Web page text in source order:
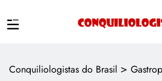
Conquiliologistas do Brasil >